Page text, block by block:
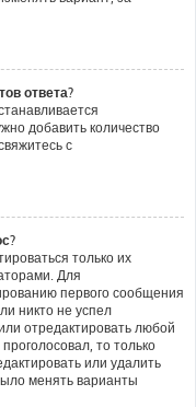
ответа?
добавить количество
с
только их
Для
первого сообщения
никто не успел
отредактировать любой
то только
или удалить
менять варианты